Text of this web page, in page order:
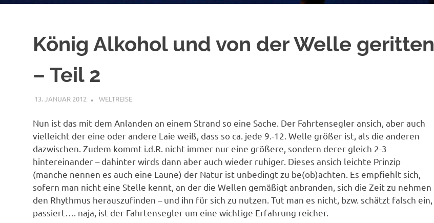
König Alkohol und von der Welle geritten
– Teil 2
13. JANUAR 2012 ADMIN
WELTREISE
Nun ist das mit dem Anlanden an einem Strand so eine Sache. Der Fahrtensegler ansich, aber auch
vielleicht der eine oder andere Laie weiß, dass so ca. jede 9.-12. Welle größer ist, als die anderen
dazwischen. Zudem kommt i.d.R. nicht immer nur eine größere, sondern derer gleich 2-3
hintereinander – dahinter wirds dann aber auch wieder ruhiger. Dieses ansich leichte Prinzip
(manche nennen es auch eine Laune) der Natur ist unbedingt zu be(ob)achten. Es empfiehlt sich,
sofern man nicht eine Stelle kennt, an der die Wellen gemäßigt anbranden, sich die Zeit zu nehmen
den Rhythmus herauszufinden – und ihn für sich zu nutzen. Tut man es nicht, bzw. schätzt falsch ein,
passiert…. naja, ist der Fahrtensegler um eine wichtige Erfahrung reicher.